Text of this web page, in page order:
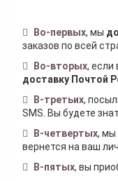
Во-первых, мы
заказов по всей
Во-вторых, если
доставку Почтой
В-третьих,
SMS. Вы будете
В-четвертых, мы
вернется на ваш
В-пятых, вы